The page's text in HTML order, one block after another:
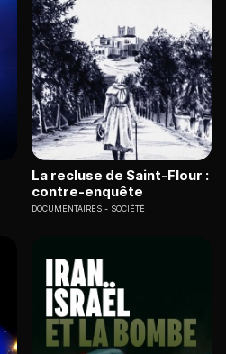
La recluse de Saint-Flour :
contre-enquête
DOCUMENTAIRES SOCIÉTÉ